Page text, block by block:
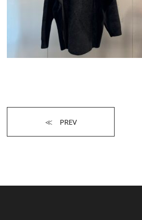
≪ PREV